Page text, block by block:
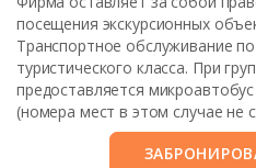
посещения экскурсионных
Транспортное обслуживание
туристического класса. При
предоставляется микроавтобус
(номера мест в этом случае не